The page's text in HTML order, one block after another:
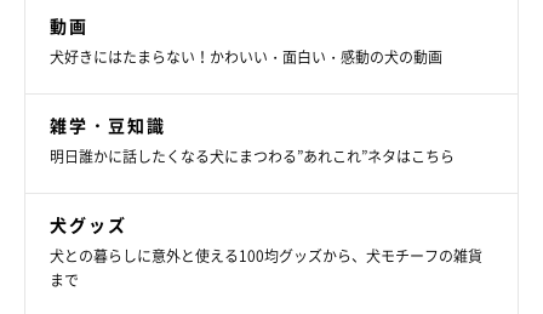
動画
犬好きにはたまらない！かわいい・面白い・感動の犬の動画
雑学・豆知識
明日誰かに話したくなる犬にまつわる”あれこれ”ネタはこちら
犬グッズ
犬との暮らしに意外と使える100均グッズから、犬モチーフの雑貨
まで